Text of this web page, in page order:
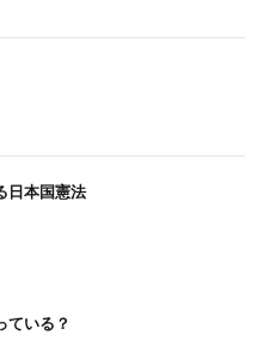
日本国憲法
ている？